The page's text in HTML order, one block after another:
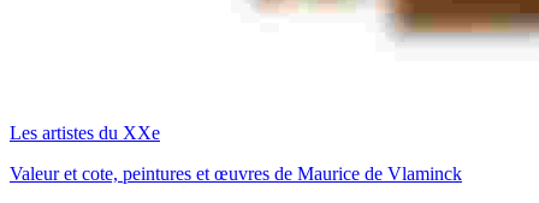
Les artistes du XXe
Valeur et cote, peintures et œuvres de Maurice de Vlaminck